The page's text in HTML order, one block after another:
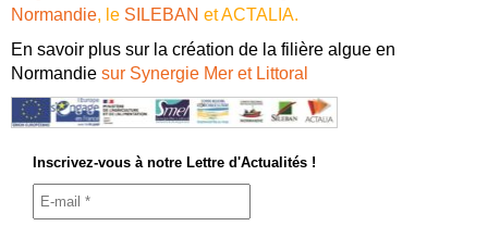
Normandie, le SILEBAN et ACTALIA.
En savoir plus sur la création de la filière algue en
Normandie sur Synergie Mer et Littoral
Inscrivez-vous à notre Lettre d'Actualités !